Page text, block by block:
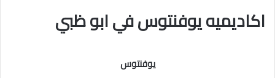
اكاديميه يوفنتوس في ابو ظبي
يوفنتوس